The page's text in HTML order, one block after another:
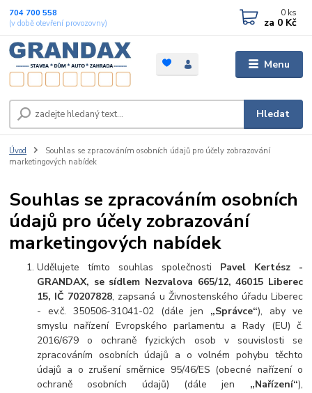
Menu
Hledat
704 700 558
(v době otevření provozovny)
0 ks
za 0 Kč
Úvod
Souhlas se zpracováním osobních údajů pro účely zobrazování
marketingových nabídek
Souhlas se zpracováním osobních
údajů pro účely zobrazování
marketingových nabídek
Udělujete tímto souhlas společnosti Pavel Kertész -
GRANDAX, se sídlem Nezvalova 665/12, 46015 Liberec
15, IČ 70207828, zapsaná u Živnostenského úřadu Liberec
- ev.č. 350506-31041-02 (dále jen „Správce“), aby ve
smyslu nařízení Evropského parlamentu a Rady (EU) č.
2016/679 o ochraně fyzických osob v souvislosti se
zpracováním osobních údajů a o volném pohybu těchto
údajů a o zrušení směrnice 95/46/ES (obecné nařízení o
ochraně osobních údajů) (dále jen „Nařízení“),